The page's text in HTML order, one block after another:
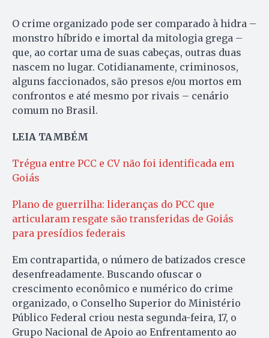
O crime organizado pode ser comparado à hidra –
monstro híbrido e imortal da mitologia grega –
que, ao cortar uma de suas cabeças, outras duas
nascem no lugar. Cotidianamente, criminosos,
alguns faccionados, são presos e/ou mortos em
confrontos e até mesmo por rivais – cenário
comum no Brasil.
LEIA TAMBÉM
Trégua entre PCC e CV não foi identificada em
Goiás
Plano de guerrilha: lideranças do PCC que
articularam resgate são transferidas de Goiás
para presídios federais
Em contrapartida, o número de batizados cresce
desenfreadamente. Buscando ofuscar o
crescimento econômico e numérico do crime
organizado, o Conselho Superior do Ministério
Público Federal criou nesta segunda-feira, 17, o
Grupo Nacional de Apoio ao Enfrentamento ao